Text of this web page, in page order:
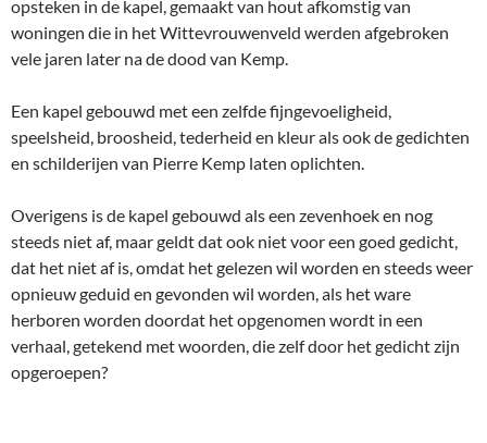
opsteken in de kapel, gemaakt van hout afkomstig van
woningen die in het Wittevrouwenveld werden afgebroken
vele jaren later na de dood van Kemp.
Een kapel gebouwd met een zelfde fijngevoeligheid,
speelsheid, broosheid, tederheid en kleur als ook de gedichten
en schilderijen van Pierre Kemp laten oplichten.
Overigens is de kapel gebouwd als een zevenhoek en nog
steeds niet af, maar geldt dat ook niet voor een goed gedicht,
dat het niet af is, omdat het gelezen wil worden en steeds weer
opnieuw geduid en gevonden wil worden, als het ware
herboren worden doordat het opgenomen wordt in een
verhaal, getekend met woorden, die zelf door het gedicht zijn
opgeroepen?